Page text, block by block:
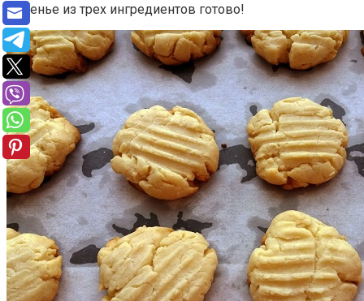
Печенье из трех ингредиентов готово!